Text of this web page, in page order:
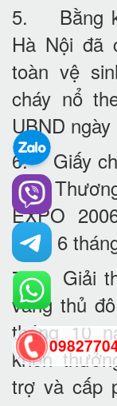
5. Bằng
Hà Nội đã
toàn vệ
cháy nổ
UBND
6. Giấy
chợ
EXPO
ngày 6
7. Giải
vàng thủ
tháng 10
khen
trợ và cấp